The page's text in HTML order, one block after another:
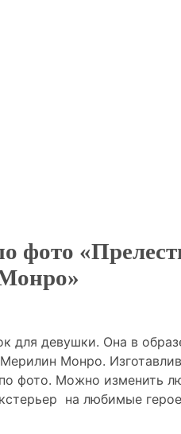
фото
для девушки. Она в
Монро.
фото. Можно изменить
на любимые